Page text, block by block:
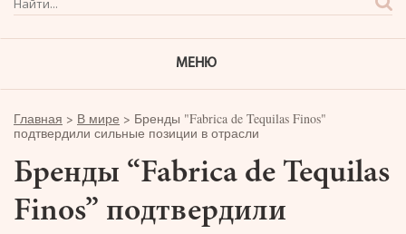
МЕНЮ
Главная > В мире > Бренды "Fabrica de Tequilas Finos"
подтвердили сильные позиции в отрасли
Бренды “Fabrica de Tequilas
Finos” подтвердили